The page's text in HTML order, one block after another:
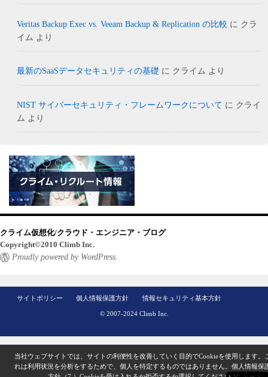
Veritas Backup Exec vs. Veeam Backup & Replication の比較 に クラ
イム より
最新のSaaSデータセキュリティの基礎 に クライム より
NIST サイバーセキュリティ・フレームワークについて に クライ
ム より
クライム仮想化/クラウド・エンジニア・ブログ
Copyright©2010 Climb Inc.
Proudly powered by WordPress.
サイトポリシー 個人情報保護方針 情報セキュリティ基本方針
© 2007-2024 Climb Inc.
当社ウェブサイトでは、サイトの利便性を改善していく目的でCookieを使用します。
れは利用状況を分析をするためで、個人を特定するものではありません。 個人情報保